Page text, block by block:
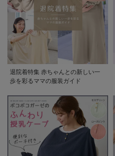
退院着特集 赤ちゃんとの新しい一
歩を彩るママの服装ガイド